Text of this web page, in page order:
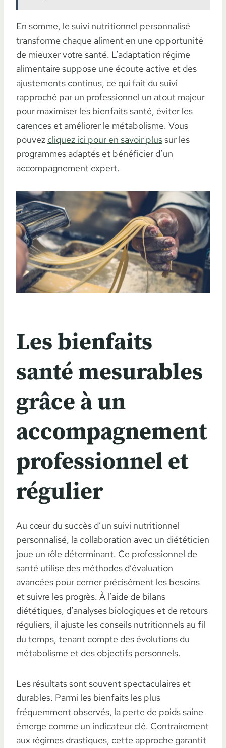
En somme, le suivi nutritionnel personnalisé
transforme chaque aliment en une opportunité
de mieuxer votre santé. L’adaptation régime
alimentaire suppose une écoute active et des
ajustements continus, ce qui fait du suivi
rapproché par un professionnel un atout majeur
pour maximiser les bienfaits santé, éviter les
carences et améliorer le métabolisme. Vous
pouvez cliquez ici pour en savoir plussur les
programmes adaptés et bénéficier d’un
accompagnement expert.
Les bienfaits
santé mesurables
grâce à un
accompagnement
professionnel et
régulier
Au cœur du succès d’un suivi nutritionnel
personnalisé, la collaboration avec un diététicien
joue un rôle déterminant. Ce professionnel de
santé utilise des méthodes d’évaluation
avancées pour cerner précisément les besoins
et suivre les progrès. À l’aide de bilans
diététiques, d’analyses biologiques et de retours
réguliers, il ajuste les conseils nutritionnels au fil
du temps, tenant compte des évolutions du
métabolisme et des objectifs personnels.
Les résultats sont souvent spectaculaires et
durables. Parmi les bienfaits les plus
fréquemment observés, la perte de poids saine
émerge comme un indicateur clé. Contrairement
aux régimes drastiques, cette approche garantit